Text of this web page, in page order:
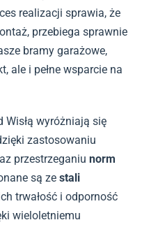
realizacji sprawia, że
przebiega sprawnie
bramy garażowe,
ale i pełne wsparcie na
Wisłą wyróżniają się
zastosowaniu
przestrzeganiu norm
są ze stali
trwałość i odporność
wieloletniemu